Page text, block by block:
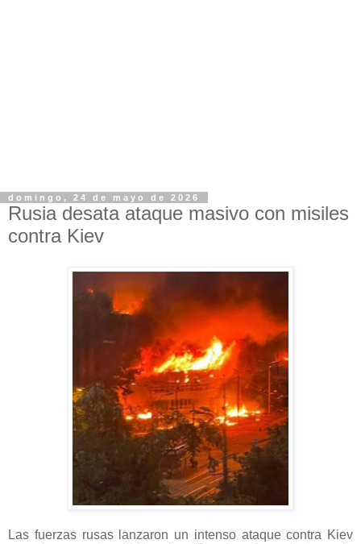
domingo, 24 de mayo de 2026
Rusia desata ataque masivo con misiles
contra Kiev
Las fuerzas rusas lanzaron un intenso ataque contra Kiev